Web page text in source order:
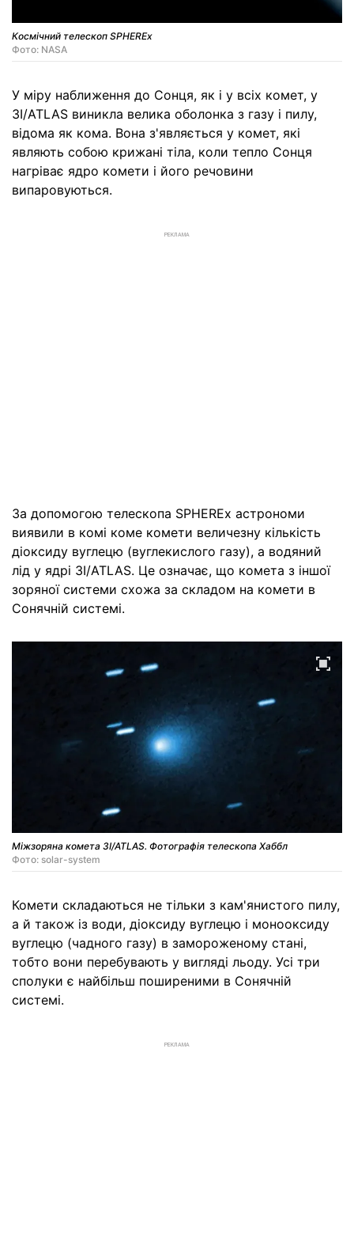
Космічний телескоп SPHEREx
Фото: NASA
У міру наближення до Сонця, як і у всіх комет, у
3I/ATLAS виникла велика оболонка з газу і пилу,
відома як кома. Вона з'являється у комет, які
являють собою крижані тіла, коли тепло Сонця
нагріває ядро комети і його речовини
випаровуються.
РЕКЛАМА
За допомогою телескопа SPHEREx астрономи
виявили в комі коме комети величезну кількість
діоксиду вуглецю (вуглекислого газу), а водяний
лід у ядрі 3I/ATLAS. Це означає, що комета з іншої
зоряної системи схожа за складом на комети в
Сонячній системі.
Міжзоряна комета 3I/ATLAS. Фотографія телескопа Хаббл
Фото: solar-system
Комети складаються не тільки з кам'янистого пилу,
а й також із води, діоксиду вуглецю і монооксиду
вуглецю (чадного газу) в замороженому стані,
тобто вони перебувають у вигляді льоду. Усі три
сполуки є найбільш поширеними в Сонячній
системі.
РЕКЛАМА